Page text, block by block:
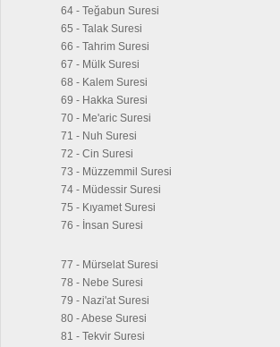
64 - Teğabun Suresi
65 - Talak Suresi
66 - Tahrim Suresi
67 - Mülk Suresi
68 - Kalem Suresi
69 - Hakka Suresi
70 - Me'aric Suresi
71 - Nuh Suresi
72 - Cin Suresi
73 - Müzzemmil Suresi
74 - Müdessir Suresi
75 - Kıyamet Suresi
76 - İnsan Suresi
77 - Mürselat Suresi
78 - Nebe Suresi
79 - Nazi'at Suresi
80 - Abese Suresi
81 - Tekvir Suresi